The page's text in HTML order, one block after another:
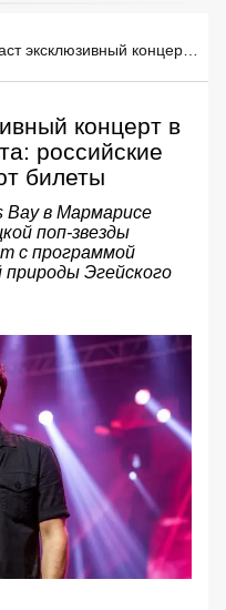
концерт в
российские
билеты
Bay в Мармарисе
поп-звезды
с программой
Эгейского